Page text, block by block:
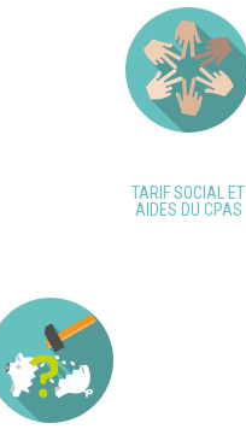
TARIF SOCIAL ET
AIDES DU CPAS